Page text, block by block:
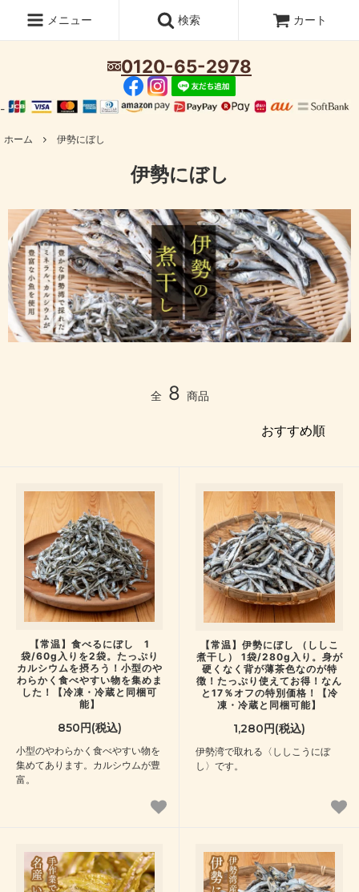
0120-65-2978
メニュー 検索 カート
-
ホーム 伊勢にぼし
伊勢にぼし
全 8 商品
【常温】食べるにぼし 1
袋/60g入りを2袋。たっぷり
カルシウムを摂ろう！小型のや
わらかく食べやすい物を集めま
した！【冷凍・冷蔵と同梱可
能】
850円(税込)
小型のやわらかく食べやすい物を
集めてあります。カルシウムが豊
富。
【常温】伊勢にぼし （ししこ
煮干し） 1袋/280g入り。身が
硬くなく背が薄茶色なのが特
徴！たっぷり使えてお得！なん
と17％オフの特別価格！【冷
凍・冷蔵と同梱可能】
1,280円(税込)
伊勢湾で取れる〈ししこうにぼ
し〉です。